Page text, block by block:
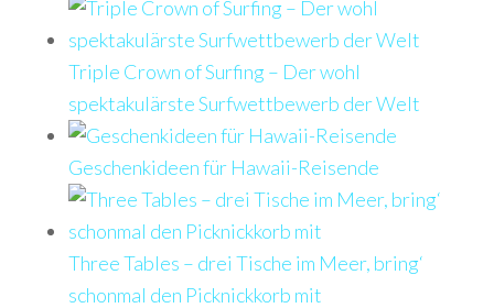
Triple Crown of Surfing – Der wohl
spektakulärste Surfwettbewerb der Welt
Geschenkideen für Hawaii-Reisende
Three Tables – drei Tische im Meer, bring‘
schonmal den Picknickkorb mit